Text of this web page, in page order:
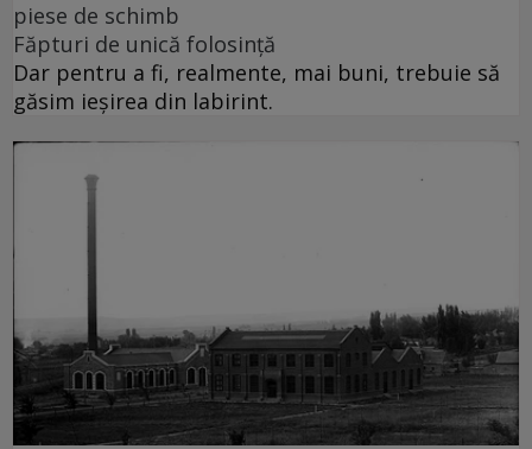
piese de schimb
Făpturi de unică folosință
Dar pentru a fi, realmente, mai buni, trebuie să
găsim ieșirea din labirint.